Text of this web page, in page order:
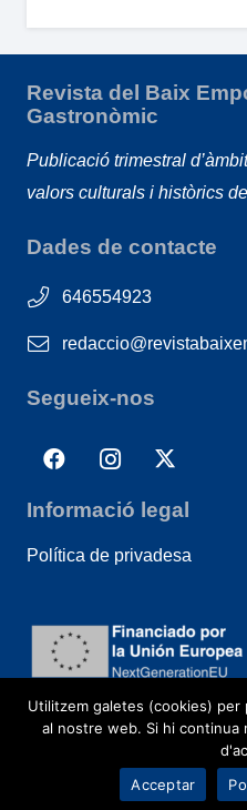
Revista del Baix
Gastronòmic
Publicació trimestral
valors culturals i històrics
Dades de contacte
646554923
Segueix-nos
Informació legal
Política de privadesa
Utilitzem galetes (cookies)
al nostre web. Si hi continua
Acceptar